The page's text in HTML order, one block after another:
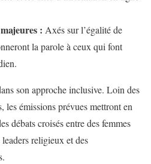
: Axés sur l’égalité de
la parole à ceux qui font
son approche inclusive. Loin des
émissions prévues mettront en
débats croisés entre des femmes
religieux et des